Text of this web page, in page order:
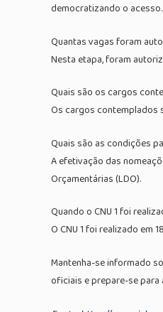
democratizando o acesso.
Quantas vagas foram
Nesta etapa, foram
Quais são os cargos
Os cargos contemplados
Quais são as condições
A efetivação das
Orçamentárias (LDO).
Quando o CNU 1 foi
O CNU 1 foi realizado em
Mantenha-se informado
oficiais e prepare-se para